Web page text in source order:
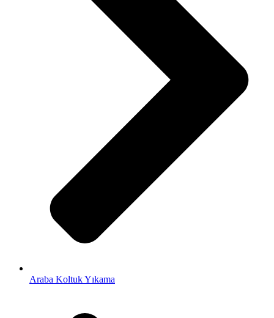
Araba Koltuk Yıkama